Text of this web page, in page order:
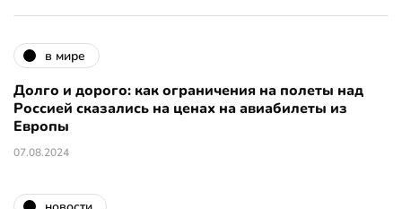
в мире
Долго и дорого: как ограничения на полеты над
Россией сказались на ценах на авиабилеты из
Европы
07.08.2024